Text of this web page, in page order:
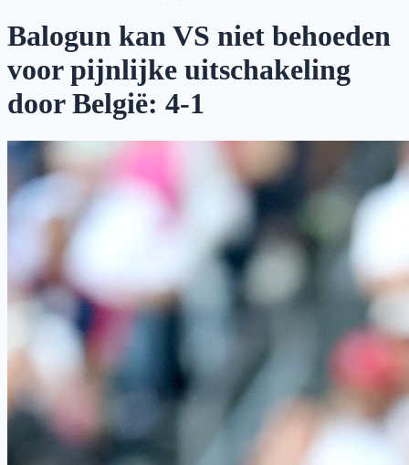
Balogun kan VS niet behoeden
voor pijnlijke uitschakeling
door België: 4-1